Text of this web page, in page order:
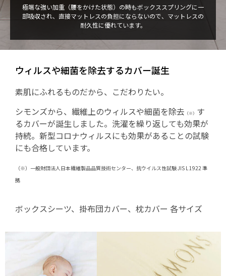
極端な強い加重（腰をかけた状態）の時もボックススプリングに一
部吸収され、直接マットレスの負担にならないので、マットレスの
耐久性に優れています。
ウィルスや細菌を除去するカバー誕生
素肌にふれるものだから、こだわりたい。
シモンズから、繊維上のウィルスや細菌を除去 （※） す
るカバーが誕生しました。洗濯を繰り返しても効果が
持続。新型コロナウィルスにも効果があることの試験
にも合格しています。
（※）一般財団法人日本繊維製品品質技術センター、抗ウイルス性試験 JIS L 1922 準
拠
ボックスシーツ、掛布団カバー、枕カバー 各サイズ